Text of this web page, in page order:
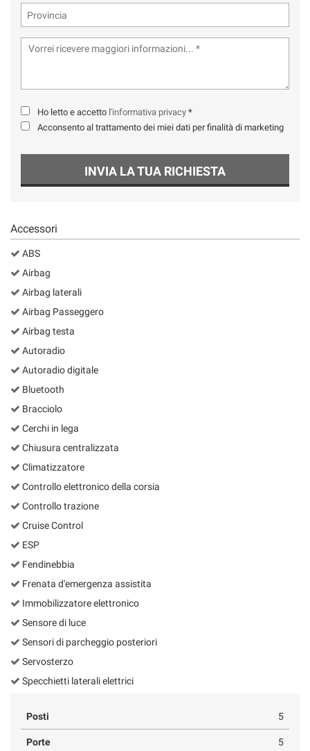
Ho letto e accetto l'informativa privacy *
Acconsento al trattamento dei miei dati per finalità di marketing
INVIA LA TUA RICHIESTA
Accessori
ABS
Airbag
Airbag laterali
Airbag Passeggero
Airbag testa
Autoradio
Autoradio digitale
Bluetooth
Bracciolo
Cerchi in lega
Chiusura centralizzata
Climatizzatore
Controllo elettronico della corsia
Controllo trazione
Cruise Control
ESP
Fendinebbia
Frenata d'emergenza assistita
Immobilizzatore elettronico
Sensore di luce
Sensori di parcheggio posteriori
Servosterzo
Specchietti laterali elettrici
Posti 5
Porte 5
Cookie necessari
Cookie per il miglioramento dell'esperienza utente
Cookie di marketing
la
cookie
Salva
le